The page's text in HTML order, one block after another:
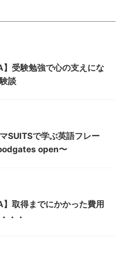
】受験勉強で心の支えにな
談
SUITSで学ぶ英語フレー
open〜
】取得までにかかった費用
・・